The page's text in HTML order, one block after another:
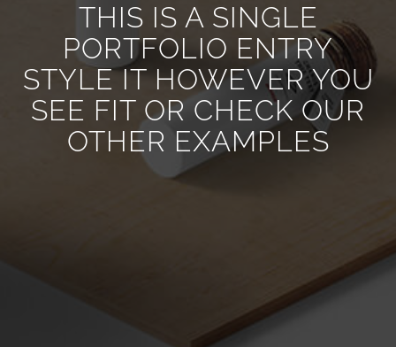
THIS IS A SINGLE
PORTFOLIO ENTRY
STYLE IT HOWEVER YOU
SEE FIT OR CHECK OUR
OTHER EXAMPLES